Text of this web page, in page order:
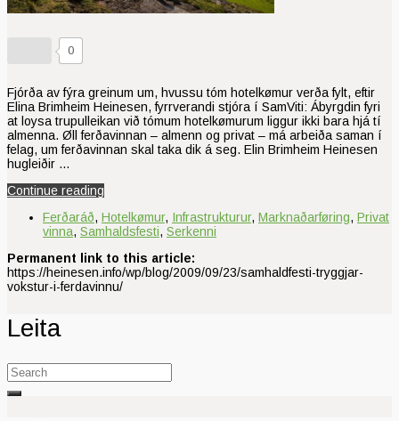
0
Fjórða av fýra greinum um, hvussu tóm hotelkømur verða fylt, eftir
Elina Brimheim Heinesen, fyrrverandi stjóra í SamViti: Ábyrgdin fyri
at loysa trupulleikan við tómum hotelkømurum liggur ikki bara hjá tí
almenna. Øll ferðavinnan – almenn og privat – má arbeiða saman í
felag, um ferðavinnan skal taka dik á seg. Elin Brimheim Heinesen
hugleiðir …
Continue reading
Ferðaráð, Hotelkømur, Infrastrukturur, Marknaðarføring, Privat
vinna, Samhaldsfesti, Serkenni
Permanent link to this article:
https://heinesen.info/wp/blog/2009/09/23/samhaldfesti-tryggjar-
vokstur-i-ferdavinnu/
Leita
Search
for: